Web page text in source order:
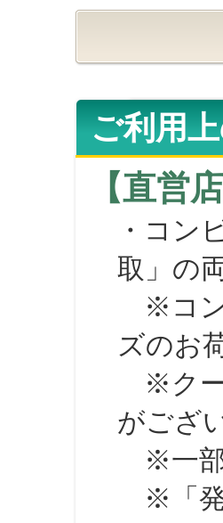
ご利用
【直営
・コン
取」の
※コンビ
ズのお
※クール
がござ
※一部、
※「発送